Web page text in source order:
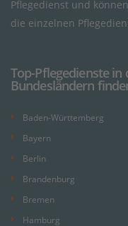
Pflegedienst und
die einzelnen
Top-Pflegedienste in
Bundesländern
Baden-Württemberg
Bayern
Berlin
Brandenburg
Bremen
Hamburg